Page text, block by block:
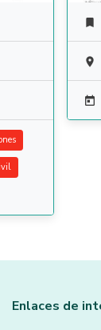



Enlaces de